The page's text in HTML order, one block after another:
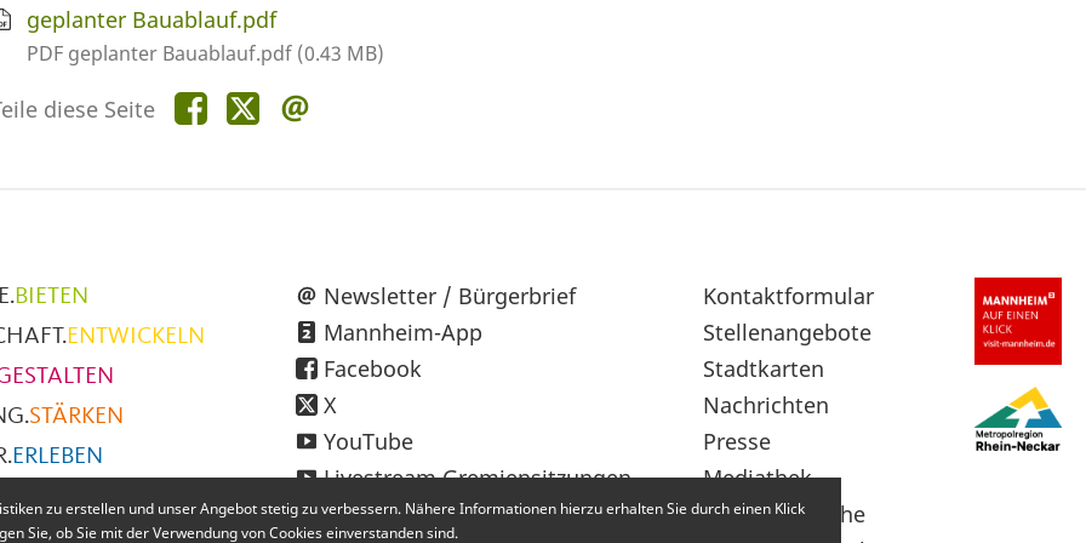
geplanter Bauablauf.pdf
PDF geplanter Bauablauf.pdf (0.43 MB)
diese Seite Teile
diese
Teile
diese
BIETEN
ENTWICKELN
STÄRKEN
ERLEBEN
MACHEN
Newsletter / Bürgerbrief
Mannheim-App
Facebook
X
YouTube
Livestream Gremiensitzungen
Instagram
Sekundärnavigation
im
Fußbereich
Kontaktformular
Stellenangebote
Stadtkarten
Nachrichten
Presse
Mediathek
Leichte Sprache
zu erstellen und unser Angebot stetig zu verbessern. Nähere Informationen hierzu erhalten Sie durch einen Klick
Sie, ob Sie mit der Verwendung von Cookies einverstanden sind.